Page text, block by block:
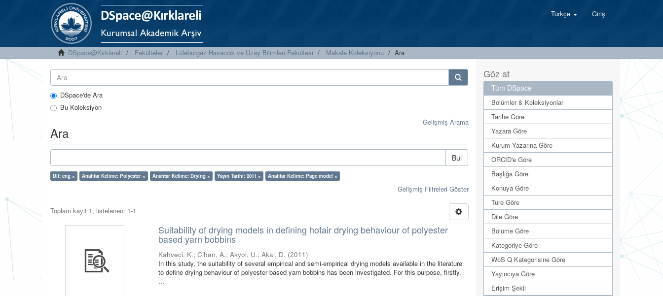
Türkçe Giriş
DSpace@Kırklareli Fakülteler Lüleburgaz Havacılık ve Uzay Bilimleri Fakültesi Makale Koleksiyonu Ara
DSpace'de Ara
Bu Koleksiyon
Gelişmiş Arama
Ara
Bul
Dil: eng × Anahtar Kelime: Polyester × Anahtar Kelime: Drying × Yayın Tarihi: 2011 × Anahtar Kelime: Page model ×
Gelişmiş Filtreleri Göster
Toplam kayıt 1, listelenen: 1-1
Suitability of drying models in defining hotair drying behaviour of polyester
based yarn bobbins
Kahveci, K.;Cihan, A.;Akyol, U.;Akal, D. (2011)
In this study, the suitability of several empirical and semi-empirical drying models available in the literature
to define drying behaviour of polyester based yarn bobbins has been investigated. For this purpose, firstly,
...
Göz at
Tüm DSpace
Bölümler & Koleksiyonlar
Tarihe Göre
Yazara Göre
Kurum Yazarına Göre
ORCID'e Göre
Başlığa Göre
Konuya Göre
Türe Göre
Dile Göre
Bölüme Göre
Kategoriye Göre
WoS Q Kategorisine Göre
Yayıncıya Göre
Erişim Şekli